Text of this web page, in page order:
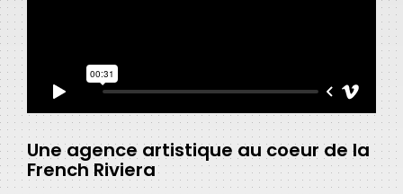
Une agence artistique au coeur de la
French Riviera